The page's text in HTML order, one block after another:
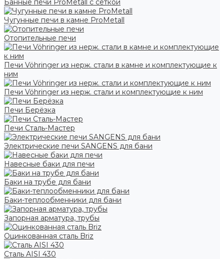
Банные печи ProMetall с сеткой
Чугунные печи в камне ProMetall
Отопительные печи
Печи Vöhringer из нерж. стали в камне и комплектующие к
ним
Печи Vöhringer из нерж. стали и комплектующие к ним
Печи Берёзка
Печи Сталь-Мастер
Электрические печи SANGENS для бани
Навесные баки для печи
Баки на трубе для бани
Баки-теплообменники для бани
Запорная арматура, трубы
Оцинкованная сталь Briz
Сталь AISI 430